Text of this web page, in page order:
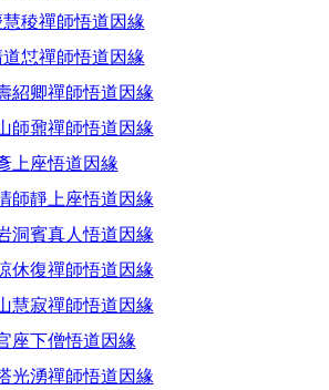
稜禪師悟道因緣
怤禪師悟道因緣
紹卿禪師悟道因緣
師鼐禪師悟道因緣
上座悟道因緣
師靜上座悟道因緣
洞賓真人悟道因緣
休復禪師悟道因緣
慧寂禪師悟道因緣
座下僧悟道因緣
光湧禪師悟道因緣